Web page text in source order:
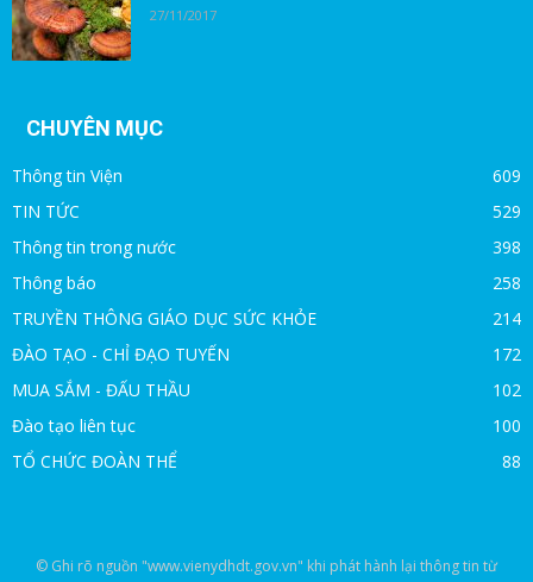
27/11/2017
CHUYÊN MỤC
Thông tin Viện
609
TIN TỨC
529
Thông tin trong nước
398
Thông báo
258
TRUYỀN THÔNG GIÁO DỤC SỨC KHỎE
214
ĐÀO TẠO - CHỈ ĐẠO TUYẾN
172
MUA SẮM - ĐẤU THẦU
102
Đào tạo liên tục
100
TỔ CHỨC ĐOÀN THỂ
88
© Ghi rõ nguồn "www.vienydhdt.gov.vn" khi phát hành lại thông tin từ